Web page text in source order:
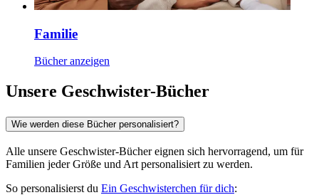
Familie
Bücher anzeigen
Unsere Geschwister-Bücher
Wie werden diese Bücher personalisiert?
Alle unsere Geschwister-Bücher eignen sich hervorragend, um für
Familien jeder Größe und Art personalisiert zu werden.
So personalisierst du Ein Geschwisterchen für dich: